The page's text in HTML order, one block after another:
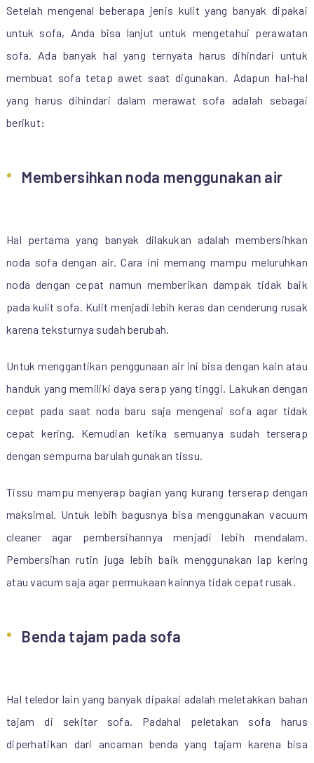
Setelah mengenal beberapa jenis kulit yang banyak dipakai
untuk sofa, Anda bisa lanjut untuk mengetahui perawatan
sofa. Ada banyak hal yang ternyata harus dihindari untuk
membuat sofa tetap awet saat digunakan. Adapun hal-hal
yang harus dihindari dalam merawat sofa adalah sebagai
berikut:
Membersihkan noda menggunakan air
Hal pertama yang banyak dilakukan adalah membersihkan
noda sofa dengan air. Cara ini memang mampu meluruhkan
noda dengan cepat namun memberikan dampak tidak baik
pada kulit sofa. Kulit menjadi lebih keras dan cenderung rusak
karena teksturnya sudah berubah.
Untuk menggantikan penggunaan air ini bisa dengan kain atau
handuk yang memiliki daya serap yang tinggi. Lakukan dengan
cepat pada saat noda baru saja mengenai sofa agar tidak
cepat kering. Kemudian ketika semuanya sudah terserap
dengan sempurna barulah gunakan tissu.
Tissu mampu menyerap bagian yang kurang terserap dengan
maksimal. Untuk lebih bagusnya bisa menggunakan vacuum
cleaner agar pembersihannya menjadi lebih mendalam.
Pembersihan rutin juga lebih baik menggunakan lap kering
atau vacum saja agar permukaan kainnya tidak cepat rusak.
Benda tajam pada sofa
Hal teledor lain yang banyak dipakai adalah meletakkan bahan
tajam di sekitar sofa. Padahal peletakan sofa harus
diperhatikan dari ancaman benda yang tajam karena bisa